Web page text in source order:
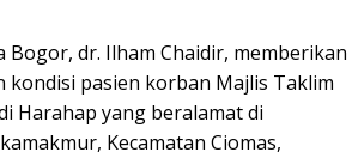
dr. Ilham Chaidir, memberikan
kondisi pasien korban Majlis Taklim
Harahap yang beralamat di
Kecamatan Ciomas,